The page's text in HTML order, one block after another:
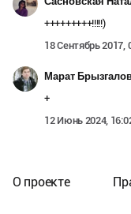
+++++++++!!!!!)
18 Сентябрь 2017,
Марат
+
12 Июнь 2024,
О проекте